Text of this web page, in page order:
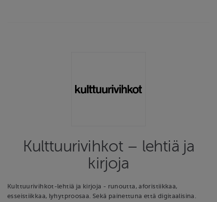
Kulttuurivihkot – lehtiä ja
kirjoja
Kulttuurivihkot-lehtiä ja kirjoja - runoutta, aforistiikkaa,
esseistiikkaa, lyhytproosaa. Sekä painettuna että digitaalisina.